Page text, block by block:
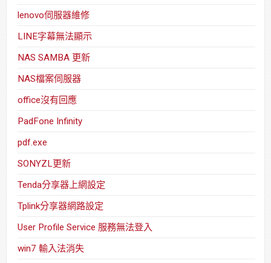
lenovo伺服器維修
LINE字幕無法顯示
NAS SAMBA 更新
NAS檔案伺服器
office沒有回應
PadFone Infinity
pdf.exe
SONYZL更新
Tenda分享器上網設定
Tplink分享器網路設定
User Profile Service 服務無法登入
win7 輸入法消失